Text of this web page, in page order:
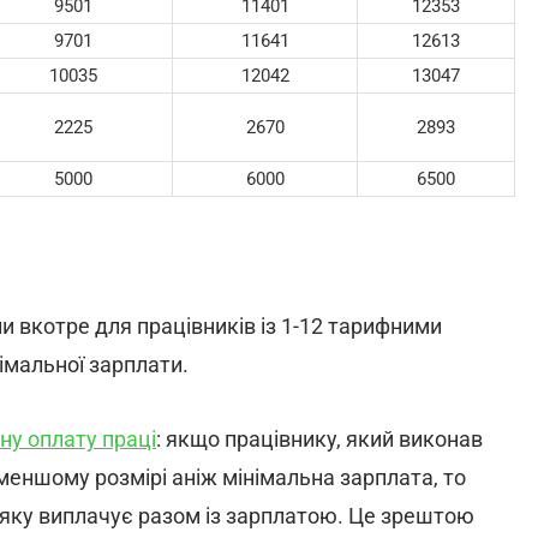
9501 11401
12353
9701
11641
12613
10035
12042 13047
2225 2670 2893
5000 6000 6500
вкотре для працівників із 1-12 тарифними
зарплати.
оплату праці: якщо працівнику, який виконав
розмірі аніж мінімальна зарплата, то
виплачує разом із зарплатою. Це зрештою